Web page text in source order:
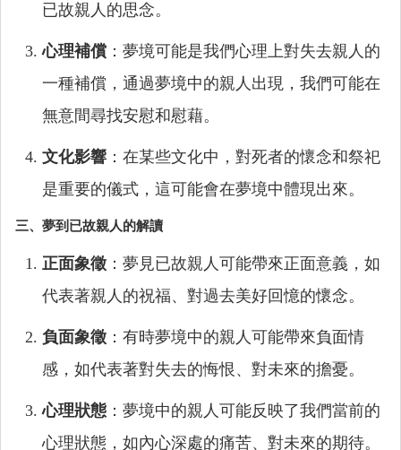
已故親人的思念。
心理補償 ：夢境可能是我們心理上對失去親人的
一種補償，通過夢境中的親人出現，我們可能在
無意間尋找安慰和慰藉。
文化影響 ：在某些文化中，對死者的懷念和祭祀
是重要的儀式，這可能會在夢境中體現出來。
三、夢到已故親人的解讀
正面象徵 ：夢見已故親人可能帶來正面意義，如
代表著親人的祝福、對過去美好回憶的懷念。
負面象徵 ：有時夢境中的親人可能帶來負面情
感，如代表著對失去的悔恨、對未來的擔憂。
心理狀態 ：夢境中的親人可能反映了我們當前的
心理狀態，如內心深處的痛苦、對未來的期待。